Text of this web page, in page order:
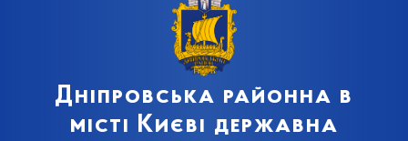
Дніпровська районна в
місті Києві державна